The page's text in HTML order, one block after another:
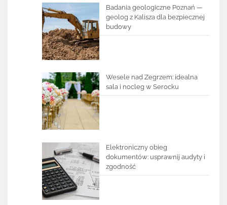
Badania geologiczne Poznań —
geolog z Kalisza dla bezpiecznej
budowy
Wesele nad Zegrzem: idealna
sala i nocleg w Serocku
Elektroniczny obieg
dokumentów: usprawnij audyty i
zgodność